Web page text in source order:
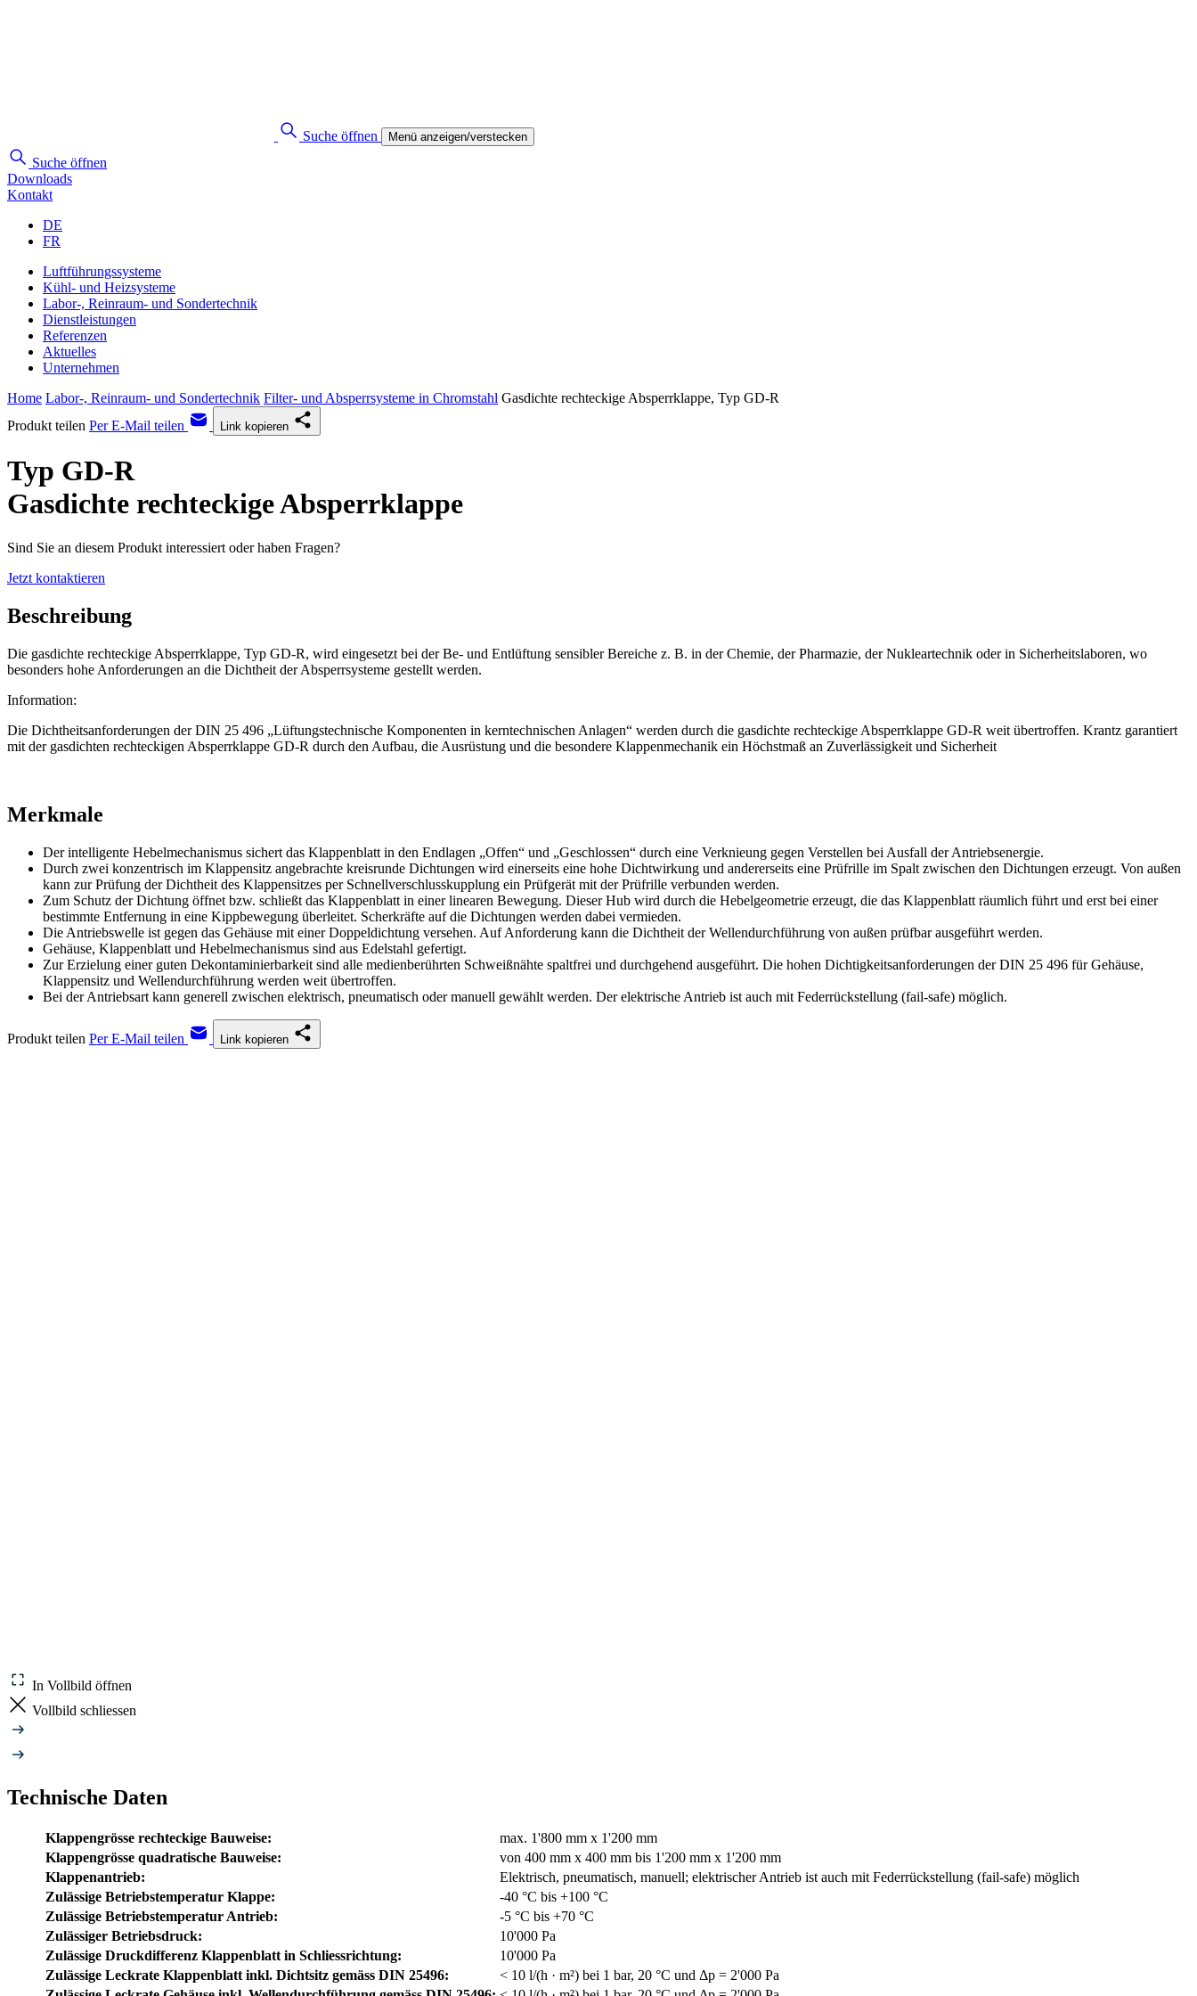
Suche öffnen Menü anzeigen/verstecken
Suche öffnen
Downloads
Kontakt
DE
FR
Luftführungssysteme
Kühl- und Heizsysteme
Labor-, Reinraum- und Sondertechnik
Dienstleistungen
Referenzen
Aktuelles
Unternehmen
Home Labor-, Reinraum- und Sondertechnik Filter- und Absperrsysteme in Chromstahl Gasdichte rechteckige Absperrklappe, Typ GD-R
Produkt teilen Per E-Mail teilen Link kopieren
Typ GD-R
Gasdichte rechteckige Absperrklappe
Sind Sie an diesem Produkt interessiert oder haben Fragen?
Jetzt kontaktieren
Beschreibung
Die gasdichte rechteckige Absperrklappe, Typ GD-R, wird eingesetzt bei der Be- und Entlüftung sensibler Bereiche z. B. in der Chemie, der Pharmazie, der Nukleartechnik oder in Sicherheitslaboren, wo
besonders hohe Anforderungen an die Dichtheit der Absperrsysteme gestellt werden.
Information:
Die Dichtheitsanforderungen der DIN 25 496 „Lüftungstechnische Komponenten in kerntechnischen Anlagen“ werden durch die gasdichte rechteckige Absperrklappe GD-R weit übertroffen. Krantz garantiert
mit der gasdichten rechteckigen Absperrklappe GD-R durch den Aufbau, die Ausrüstung und die besondere Klappenmechanik ein Höchstmaß an Zuverlässigkeit und Sicherheit
Merkmale
Der intelligente Hebelmechanismus sichert das Klappenblatt in den Endlagen „Offen“ und „Geschlossen“ durch eine Verknieung gegen Verstellen bei Ausfall der Antriebsenergie.
Durch zwei konzentrisch im Klappensitz angebrachte kreisrunde Dichtungen wird einerseits eine hohe Dichtwirkung und andererseits eine Prüfrille im Spalt zwischen den Dichtungen erzeugt. Von außen
kann zur Prüfung der Dichtheit des Klappensitzes per Schnellverschlusskupplung ein Prüfgerät mit der Prüfrille verbunden werden.
Zum Schutz der Dichtung öffnet bzw. schließt das Klappenblatt in einer linearen Bewegung. Dieser Hub wird durch die Hebelgeometrie erzeugt, die das Klappenblatt räumlich führt und erst bei einer
bestimmte Entfernung in eine Kippbewegung überleitet. Scherkräfte auf die Dichtungen werden dabei vermieden.
Die Antriebswelle ist gegen das Gehäuse mit einer Doppeldichtung versehen. Auf Anforderung kann die Dichtheit der Wellendurchführung von außen prüfbar ausgeführt werden.
Gehäuse, Klappenblatt und Hebelmechanismus sind aus Edelstahl gefertigt.
Zur Erzielung einer guten Dekontaminierbarkeit sind alle medienberührten Schweißnähte spaltfrei und durchgehend ausgeführt. Die hohen Dichtigkeitsanforderungen der DIN 25 496 für Gehäuse,
Klappensitz und Wellendurchführung werden weit übertroffen.
Bei der Antriebsart kann generell zwischen elektrisch, pneumatisch oder manuell gewählt werden. Der elektrische Antrieb ist auch mit Federrückstellung (fail-safe) möglich.
Produkt teilen Per E-Mail teilen Link kopieren
In Vollbild öffnen
Vollbild schliessen
Technische Daten
Klappengrösse rechteckige Bauweise:
max. 1'800 mm x 1'200 mm
Klappengrösse quadratische Bauweise:
von 400 mm x 400 mm bis 1'200 mm x 1'200 mm
Klappenantrieb:
Elektrisch, pneumatisch, manuell; elektrischer Antrieb ist auch mit Federrückstellung (fail-safe) möglich
Zulässige Betriebstemperatur Klappe:
-40 °C bis +100 °C
Zulässige Betriebstemperatur Antrieb:
-5 °C bis +70 °C
Zulässiger Betriebsdruck:
10'000 Pa
Zulässige Druckdifferenz Klappenblatt in Schliessrichtung:
10'000 Pa
Zulässige Leckrate Klappenblatt inkl. Dichtsitz gemäss DIN 25496:
< 10 l/(h · m²) bei 1 bar, 20 °C und Δp = 2'000 Pa